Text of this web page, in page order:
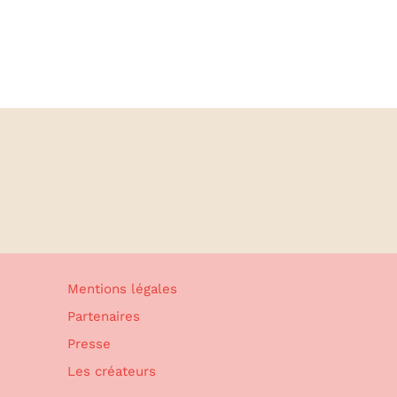
Mentions légales
Partenaires
Presse
Les créateurs